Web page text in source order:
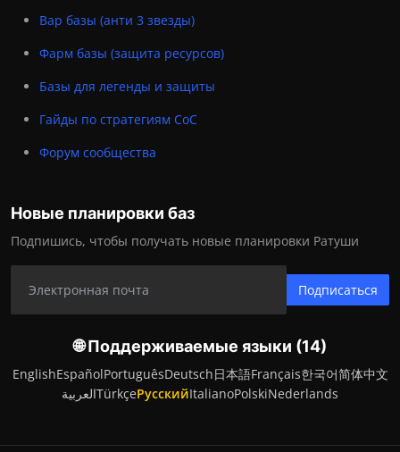
Вар базы (анти 3 звезды)
Фарм базы (защита ресурсов)
Базы для легенды и защиты
Гайды по стратегиям CoC
Форум сообщества
Новые планировки баз
Подпишись, чтобы получать новые планировки Ратуши
Подписаться
🌐 Поддерживаемые языки (14)
EnglishEspañolPortuguêsDeutsch日本語Français한국어简体中文
العربيةTürkçeРусскийItalianoPolskiNederlands